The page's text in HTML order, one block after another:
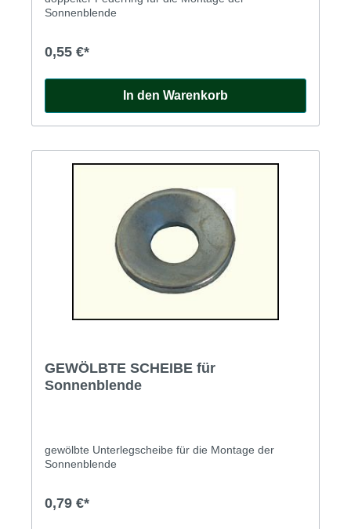
Sonnenblende
0,55 €*
In den Warenkorb
GEWÖLBTE SCHEIBE für
Sonnenblende
gewölbte Unterlegscheibe für die Montage der
Sonnenblende
0,79 €*